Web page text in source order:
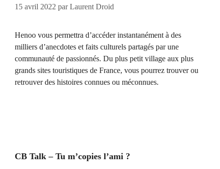
15 avril 2022 parLaurent Droid
Henoo vous permettra d’accéder instantanément à des
milliers d’anecdotes et faits culturels partagés par une
communauté de passionnés. Du plus petit village aux plus
grands sites touristiques de France, vous pourrez trouver ou
retrouver des histoires connues ou méconnues.
CB Talk – Tu m’copies l’ami ?